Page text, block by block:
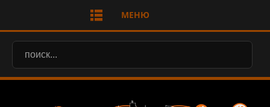
МЕНЮ